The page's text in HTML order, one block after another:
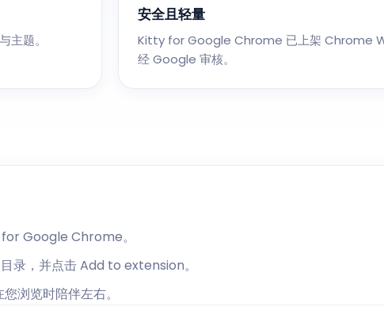
主题。
安全且轻量
Kitty for Google Chrome 已上架 Chrome
经 Google 审核。
Google Chrome。
，并点击 Add to extension。
浏览时陪伴左右。